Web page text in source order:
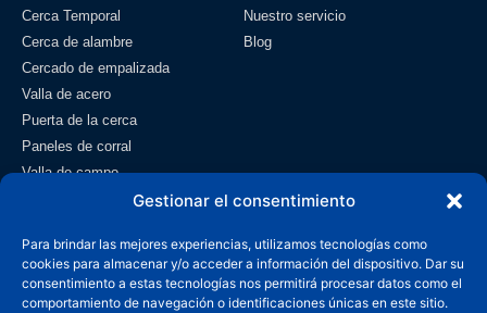
Gestionar el consentimiento
Para brindar las mejores experiencias, utilizamos tecnologías como
cookies para almacenar y/o acceder a información del dispositivo. Dar su
consentimiento a estas tecnologías nos permitirá procesar datos como el
comportamiento de navegación o identificaciones únicas en este sitio.
Cerca Temporal
Cerca de alambre
Cercado de empalizada
Valla de acero
Puerta de la cerca
Paneles de corral
Valla de campo
Nuestro servicio
Blog
Contacto
info@wiremeshmfg.com